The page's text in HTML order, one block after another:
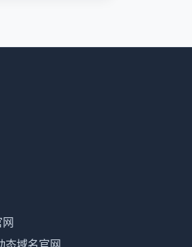
态域名官网